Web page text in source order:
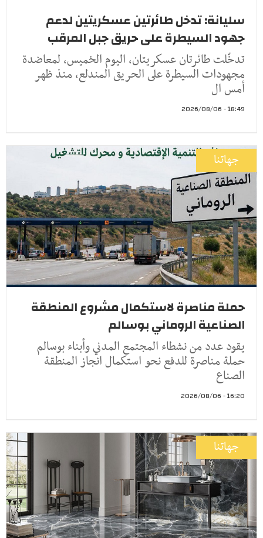
سليانة: تدخل طائرتين عسكريتين لدعم
جهود السيطرة على حريق جبل المرقب
تدخّلت طائرتان عسكريتان، اليوم الخميس، لمعاضدة
مجهودات السيطرة على الحريق المندلع، منذ ظهر
أمس ال
18:49 - 2026/08/06
جهاتنا
حملة مناصرة لاستكمال مشروع المنطقة
الصناعية الروماني بوسالم
يقود عدد من نشطاء المجتمع المدني وأبناء بوسالم
حملة مناصرة للدفع نحو استكمال انجاز المنطقة
الصناع
16:20 - 2026/08/06
جهاتنا